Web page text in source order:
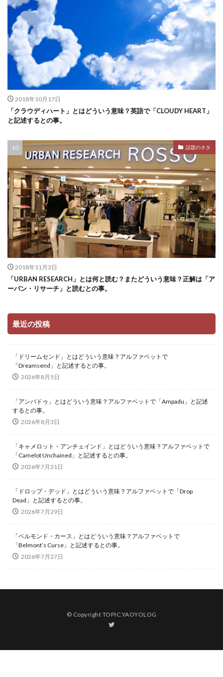
2018年10月17日
「クラウディハート」とはどういう意味？英語で「CLOUDY HEART」
と記述するとの事。
話題のネタ
2018年11月3日
「URBAN RESEARCH」とは何と読む？またどういう意味？正解は「ア
ーバン・リサーチ」と読むとの事。
最近の投稿
「ドリームセンド」とはどういう意味？アルファベットで
「Dreamsend」と記述するとの事。
2026年8月5日
「アンパドゥ」とはどういう意味？アルファベットで「Ampadu」と記述
するとの事。
2026年8月3日
「キャメロット・アンチェインド」とはどういう意味？アルファベットで
「Camelot Unchained」と記述するとの事。
2026年7月31日
「ドロップ・デッド」とはどういう意味？アルファベットで「Drop
Dead」と記述するとの事。
2026年7月29日
「ベルモンド・カース」とはどういう意味？アルファベットで
「Belmont’s Curse」と記述するとの事。
2026年7月27日
© Copyright TOPIC.YAOYOLOG